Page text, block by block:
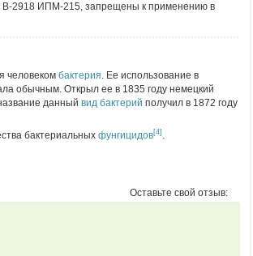
2918 ИПМ-215, запрещены к применению в
человеком бактерия. Ее использование в
обычным. Открыл ее в 1835 году немецкий
данный вид бактерий получил в 1872 году
бактериальных фунгицидов[4] .
Оставьте свой отзыв: